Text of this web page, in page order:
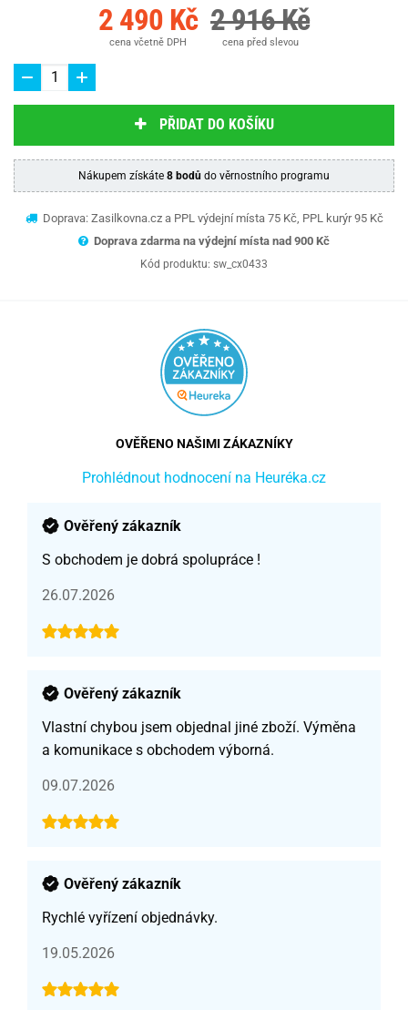
2 490 Kč
cena včetně DPH
2 916 Kč
cena před slevou
PŘIDAT DO KOŠÍKU
Nákupem získáte 8 bodů do věrnostního programu
Doprava: Zasilkovna.cz a PPL výdejní místa 75 Kč, PPL kurýr 95 Kč
Doprava zdarma na výdejní místa nad 900 Kč
Kód produktu: sw_cx0433
OVĚŘENO NAŠIMI ZÁKAZNÍKY
Prohlédnout hodnocení na Heuréka.cz
Ověřený zákazník
S obchodem je dobrá spolupráce !
26.07.2026
Ověřený zákazník
Vlastní chybou jsem objednal jiné zboží. Výměna
a komunikace s obchodem výborná.
09.07.2026
Ověřený zákazník
Rychlé vyřízení objednávky.
19.05.2026